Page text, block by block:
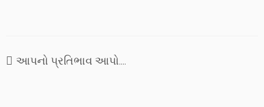
વાત નવો માર્ગ ચીંધી જશે એ તો
કોણ કહી શકે?…
આપનો પ્રતિભાવ આપો....